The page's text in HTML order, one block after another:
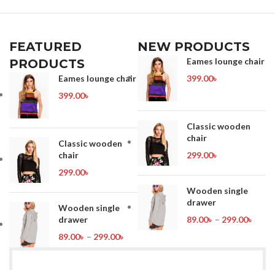
FEATURED
PRODUCTS
Eames lounge chair
399.00৳
Classic wooden
chair
299.00৳
Wooden single
drawer
89.00৳ – 299.00৳
NEW PRODUCTS
Eames lounge chair
399.00৳
Classic wooden
chair
299.00৳
Wooden single
drawer
89.00৳ – 299.00৳